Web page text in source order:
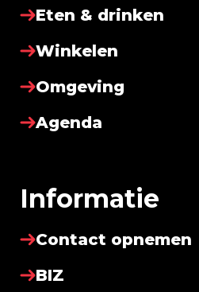
Eten & drinken
Winkelen
Omgeving
Agenda
Informatie
Contact opnemen
BIZ